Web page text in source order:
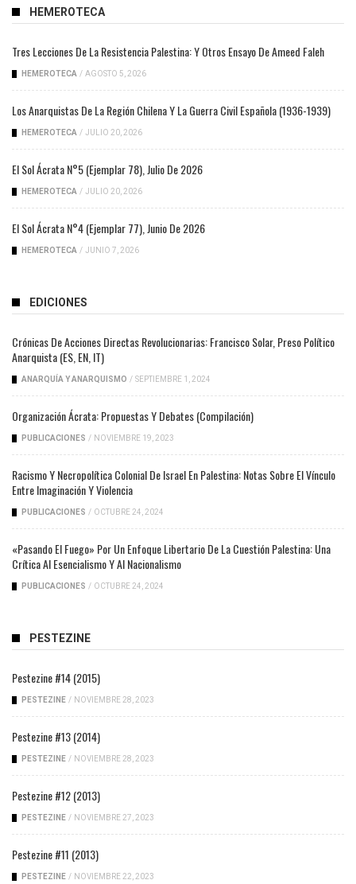
HEMEROTECA
Tres Lecciones De La Resistencia Palestina: Y Otros Ensayo De Ameed Faleh
HEMEROTECA / AGOSTO 5, 2026
Los Anarquistas De La Región Chilena Y La Guerra Civil Española (1936-1939)
HEMEROTECA / JULIO 20, 2026
El Sol Ácrata N°5 (ejemplar 78), Julio De 2026
HEMEROTECA / JULIO 20, 2026
El Sol Ácrata N°4 (ejemplar 77), Junio De 2026
HEMEROTECA / JUNIO 7, 2026
EDICIONES
Crónicas De Acciones Directas Revolucionarias: Francisco Solar, Preso Político
Anarquista (ES, EN, IT)
ANARQUÍA Y ANARQUISMO / SEPTIEMBRE 1, 2024
Organización Ácrata: Propuestas Y Debates (compilación)
PUBLICACIONES / NOVIEMBRE 19, 2023
Racismo Y Necropolítica Colonial De Israel En Palestina: Notas Sobre El Vínculo
Entre Imaginación Y Violencia
PUBLICACIONES / OCTUBRE 24, 2024
«Pasando El Fuego» Por Un Enfoque Libertario De La Cuestión Palestina: Una
Crítica Al Esencialismo Y Al Nacionalismo
PUBLICACIONES / OCTUBRE 24, 2024
PESTEZINE
Pestezine #14 (2015)
PESTEZINE / NOVIEMBRE 28, 2023
Pestezine #13 (2014)
PESTEZINE / NOVIEMBRE 28, 2023
Pestezine #12 (2013)
PESTEZINE / NOVIEMBRE 27, 2023
Pestezine #11 (2013)
PESTEZINE / NOVIEMBRE 22, 2023